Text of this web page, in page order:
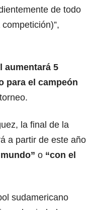
de todo
aumentará 5
para el campeón
la final de la
a partir de este año
o “con el
sudamericano